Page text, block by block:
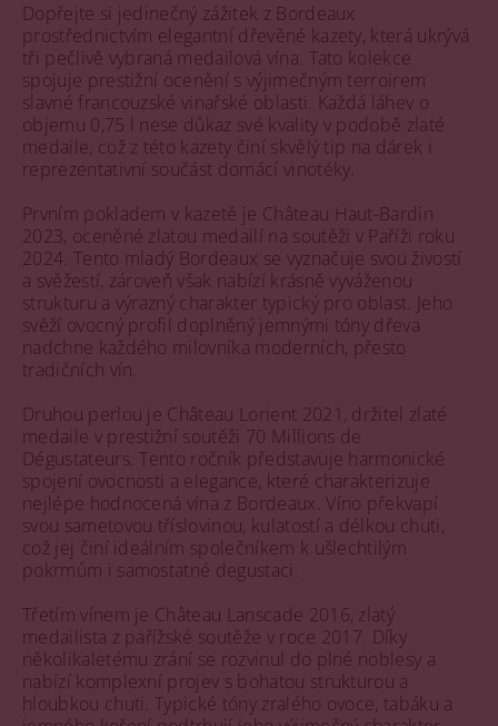
Dopřejte si jedinečný zážitek z Bordeaux
prostřednictvím elegantní dřevěné kazety, která ukrývá
tři pečlivě vybraná medailová vína. Tato kolekce
spojuje prestižní ocenění s výjimečným terroirem
slavné francouzské vinařské oblasti. Každá láhev o
objemu 0,75 l nese důkaz své kvality v podobě zlaté
medaile, což z této kazety činí skvělý tip na dárek i
reprezentativní součást domácí vinotéky.
Prvním pokladem v kazetě je Château Haut-Bardin
2023, oceněné zlatou medailí na soutěži v Paříži roku
2024. Tento mladý Bordeaux se vyznačuje svou živostí
a svěžestí, zároveň však nabízí krásně vyváženou
strukturu a výrazný charakter typický pro oblast. Jeho
svěží ovocný profil doplněný jemnými tóny dřeva
nadchne každého milovníka moderních, přesto
tradičních vín.
Druhou perlou je Château Lorient 2021, držitel zlaté
medaile v prestižní soutěži 70 Millions de
Dégustateurs. Tento ročník představuje harmonické
spojení ovocnosti a elegance, které charakterizuje
nejlépe hodnocená vína z Bordeaux. Víno překvapí
svou sametovou tříslovinou, kulatostí a délkou chuti,
což jej činí ideálním společníkem k ušlechtilým
pokrmům i samostatné degustaci.
Třetím vínem je Château Lanscade 2016, zlatý
medailista z pařížské soutěže v roce 2017. Díky
několikaletému zrání se rozvinul do plné noblesy a
nabízí komplexní projev s bohatou strukturou a
hloubkou chuti. Typické tóny zralého ovoce, tabáku a